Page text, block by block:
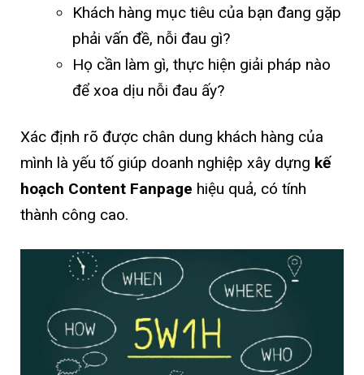
Khách hàng mục tiêu của bạn đang gặp
phải vấn đề, nỗi đau gì?
Họ cần làm gì, thực hiện giải pháp nào
để xoa dịu nỗi đau ấy?
Xác định rõ được chân dung khách hàng của
mình là yếu tố giúp doanh nghiệp xây dựng kế
hoạch Content Fanpage hiệu quả, có tính
thành công cao.